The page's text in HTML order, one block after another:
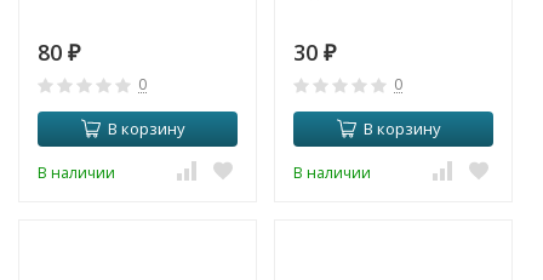
80 ₽
0
В корзину
В наличии
30 ₽
0
В корзину
В наличии